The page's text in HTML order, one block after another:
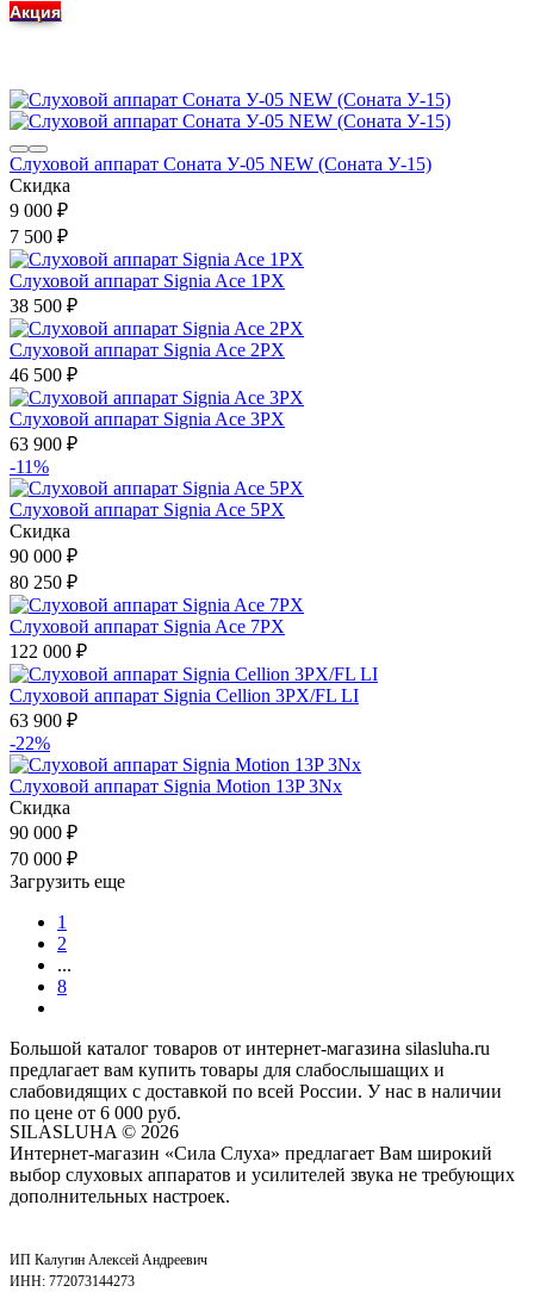
Акция
Слуховой аппарат Соната У-05 NEW (Соната У-15)
Скидка
9 000 ₽
7 500 ₽
Слуховой аппарат Signia Ace 1PX
38 500 ₽
Слуховой аппарат Signia Ace 2PX
46 500 ₽
Слуховой аппарат Signia Ace 3PX
63 900 ₽
-11%
Слуховой аппарат Signia Ace 5PX
Скидка
90 000 ₽
80 250 ₽
Слуховой аппарат Signia Ace 7PX
122 000 ₽
Слуховой аппарат Signia Cellion 3PX/FL LI
63 900 ₽
-22%
Слуховой аппарат Signia Motion 13P 3Nx
Скидка
90 000 ₽
70 000 ₽
Загрузить еще
1
2
...
8
Большой каталог товаров от интернет-магазина silasluha.ru
предлагает вам купить товары для слабослышащих и
слабовидящих с доставкой по всей России. У нас в наличии
по цене от 6 000 руб.
SILASLUHA © 2026
Интернет-магазин «Сила Слуха» предлагает Вам широкий
выбор слуховых аппаратов и усилителей звука не требующих
дополнительных настроек.
ИП Калугин Алексей Андреевич
ИНН: 772073144273